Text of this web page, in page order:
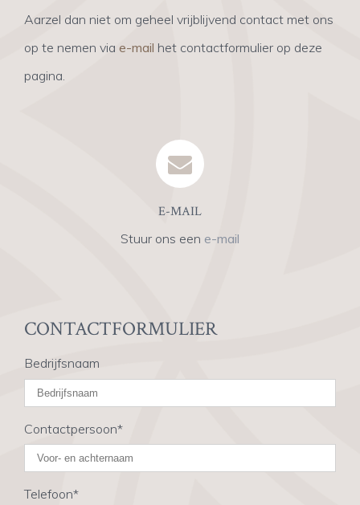
Aarzel dan niet om geheel vrijblijvend contact met ons
op te nemen via e-mail het contactformulier op deze
pagina.
E-MAIL
Stuur ons een e-mail
CONTACTFORMULIER
Bedrijfsnaam
Contactpersoon*
Telefoon*